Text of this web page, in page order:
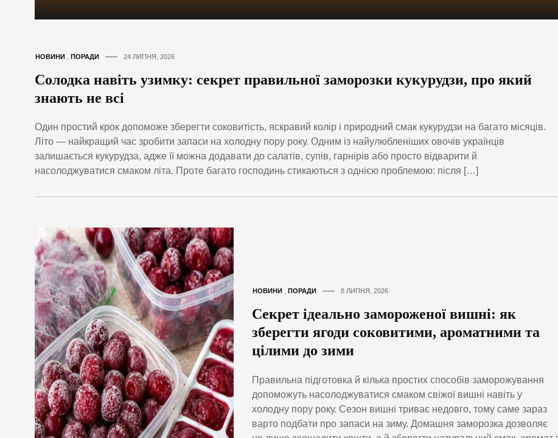
НОВИНИ ПОРАДИ 24 ЛИПНЯ, 2026
Солодка навіть узимку: секрет правильної заморозки кукурудзи, про який
знають не всі
Один простий крок допоможе зберегти соковитість, яскравий колір і природний смак кукурудзи на багато місяців.
Літо — найкращий час зробити запаси на холодну пору року. Одним із найулюбленіших овочів українців
залишається кукурудза, адже її можна додавати до салатів, супів, гарнірів або просто відварити й
насолоджуватися смаком літа. Проте багато господинь стикаються з однією проблемою: після […]
НОВИНИ , ПОРАДИ 8 ЛИПНЯ, 2026
Секрет ідеально замороженої вишні: як
зберегти ягоди соковитими, ароматними та
цілими до зими
Правильна підготовка й кілька простих способів заморожування
допоможуть насолоджуватися смаком свіжої вишні навіть у
холодну пору року. Сезон вишні триває недовго, тому саме зараз
варто подбати про запаси на зиму. Домашня заморозка дозволяє